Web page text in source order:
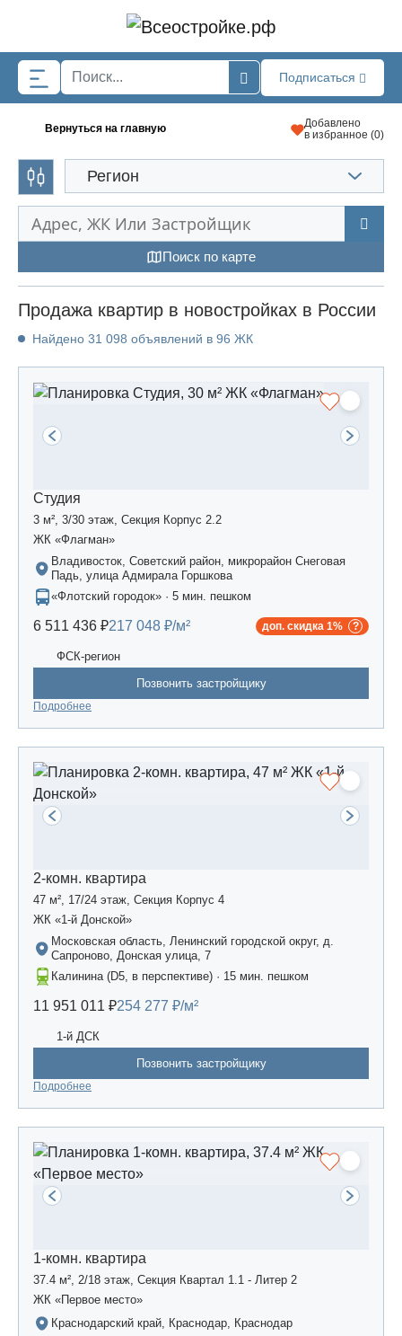
Подписаться
Вернуться на главную
Добавлено
в избранное (0)
Регион
Поиск по карте
Продажа квартир в новостройках в России
Найдено 31 098 объявлений в 96 ЖК
Студия
3 м², 3/30 этаж, Секция Корпус 2.2
ЖК «Флагман»
Владивосток, Советский район, микрорайон Снеговая
Падь, улица Адмирала Горшкова
«Флотский городок» · 5 мин. пешком
6 511 436 ₽217 048 ₽/м² доп. скидка 1%
ФСК-регион
Позвонить застройщику
Подробнее
2-комн. квартира
47 м², 17/24 этаж, Секция Корпус 4
ЖК «1-й Донской»
Московская область, Ленинский городской округ, д.
Сапроново, Донская улица, 7
Калинина (D5, в перспективе) · 15 мин. пешком
11 951 011 ₽254 277 ₽/м²
1-й ДСК
Позвонить застройщику
Подробнее
1-комн. квартира
37.4 м², 2/18 этаж, Секция Квартал 1.1 - Литер 2
ЖК «Первое место»
Краснодарский край, Краснодар, Краснодар